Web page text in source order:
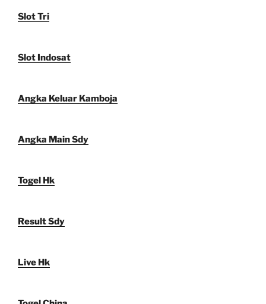
Slot Tri
Slot Indosat
Angka Keluar Kamboja
Angka Main Sdy
Togel Hk
Result Sdy
Live Hk